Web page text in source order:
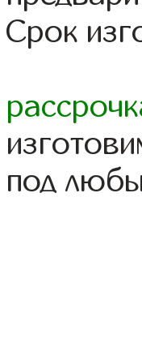
Срок
под